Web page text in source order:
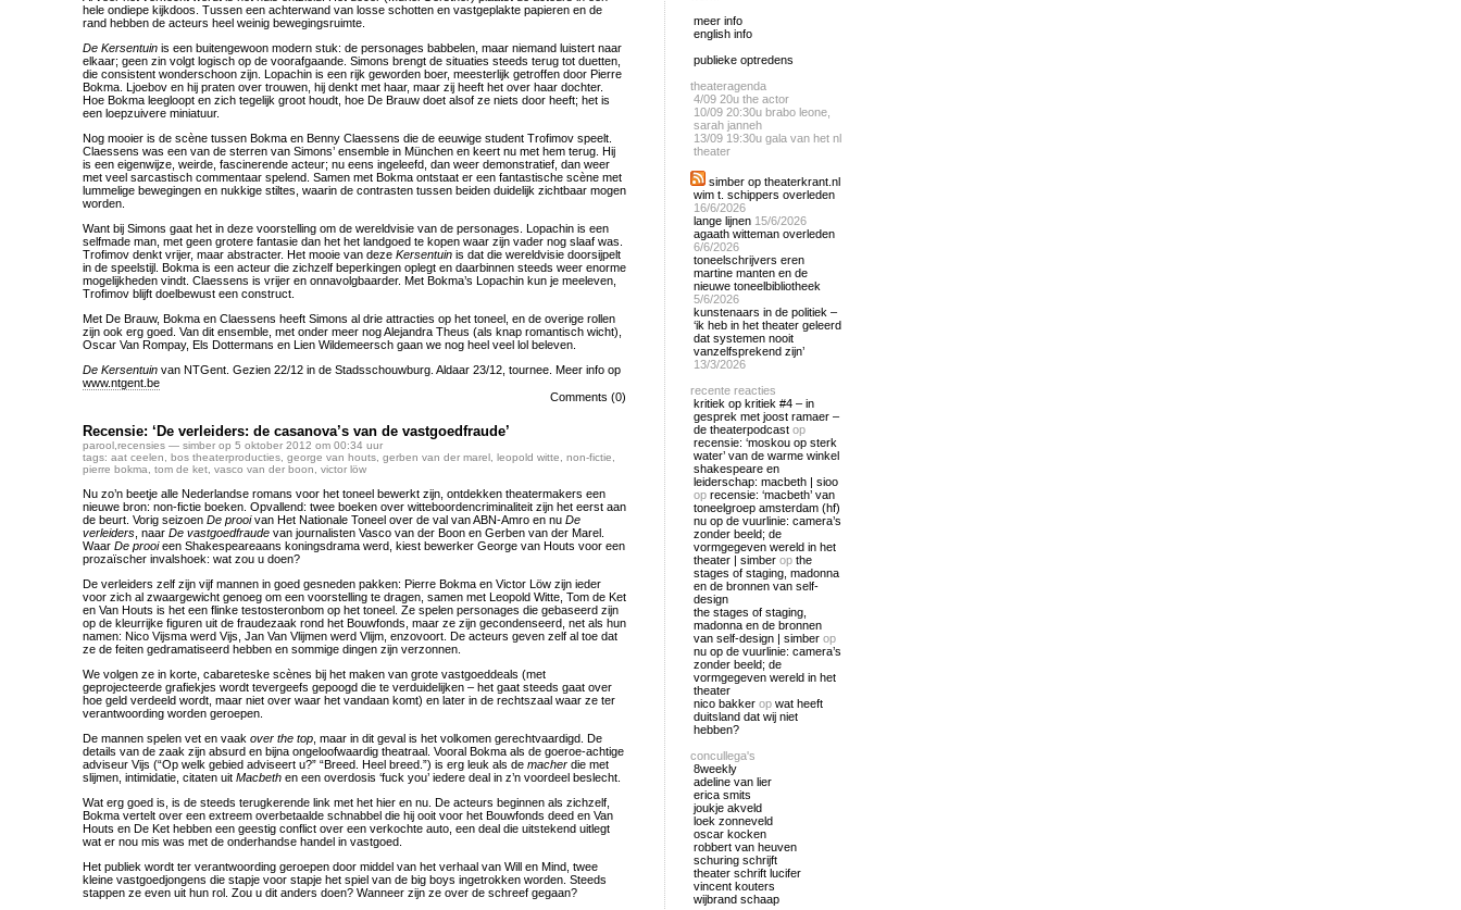
hele ondiepe kijkdoos. Tussen een achterwand van losse schotten en vastgeplakte papieren en de
rand hebben de acteurs heel weinig bewegingsruimte.
De Kersentuin is een buitengewoon modern stuk: de personages babbelen, maar niemand luistert naar
elkaar; geen zin volgt logisch op de voorafgaande. Simons brengt de situaties steeds terug tot duetten,
die consistent wonderschoon zijn. Lopachin is een rijk geworden boer, meesterlijk getroffen door Pierre
Bokma. Ljoebov en hij praten over trouwen, hij denkt met haar, maar zij heeft het over haar dochter.
Hoe Bokma leegloopt en zich tegelijk groot houdt, hoe De Brauw doet alsof ze niets door heeft; het is
een loepzuivere miniatuur.
Nog mooier is de scène tussen Bokma en Benny Claessens die de eeuwige student Trofimov speelt.
Claessens was een van de sterren van Simons’ ensemble in München en keert nu met hem terug. Hij
is een eigenwijze, weirde, fascinerende acteur; nu eens ingeleefd, dan weer demonstratief, dan weer
met veel sarcastisch commentaar spelend. Samen met Bokma ontstaat er een fantastische scène met
lummelige bewegingen en nukkige stiltes, waarin de contrasten tussen beiden duidelijk zichtbaar mogen
worden.
Want bij Simons gaat het in deze voorstelling om de wereldvisie van de personages. Lopachin is een
selfmade man, met geen grotere fantasie dan het het landgoed te kopen waar zijn vader nog slaaf was.
Trofimov denkt vrijer, maar abstracter. Het mooie van deze Kersentuin is dat die wereldvisie doorsijpelt
in de speelstijl. Bokma is een acteur die zichzelf beperkingen oplegt en daarbinnen steeds weer enorme
mogelijkheden vindt. Claessens is vrijer en onnavolgbaarder. Met Bokma’s Lopachin kun je meeleven,
Trofimov blijft doelbewust een construct.
Met De Brauw, Bokma en Claessens heeft Simons al drie attracties op het toneel, en de overige rollen
zijn ook erg goed. Van dit ensemble, met onder meer nog Alejandra Theus (als knap romantisch wicht),
Oscar Van Rompay, Els Dottermans en Lien Wildemeersch gaan we nog heel veel lol beleven.
De Kersentuin van NTGent. Gezien 22/12 in de Stadsschouwburg. Aldaar 23/12, tournee. Meer info op
www.ntgent.be
Comments (0)
Recensie: ‘De verleiders: de casanova’s van de vastgoedfraude’
parool recensies — simber op 5 oktober 2012 om 00:34 uur
tags: aat ceelen bos theaterproducties george van houts gerben van der marel leopold witte non-fictie
pierre bokma
tom de ket vasco van der boon victor löw
Nu zo’n beetje alle Nederlandse romans voor het toneel bewerkt zijn, ontdekken theatermakers een
nieuwe bron: non-fictie boeken. Opvallend: twee boeken over witteboordencriminaliteit zijn het eerst aan
de beurt. Vorig seizoen De prooivan Het Nationale Toneel over de val van ABN-Amro en nu De
verleiders , naar De vastgoedfraude van journalisten Vasco van der Boon en Gerben van der Marel.
Waar De prooieen Shakespeareaans koningsdrama werd, kiest bewerker George van Houts voor een
prozaïscher invalshoek: wat zou u doen?
De verleiders zelf zijn vijf mannen in goed gesneden pakken: Pierre Bokma en Victor Löw zijn ieder
voor zich al zwaargewicht genoeg om een voorstelling te dragen, samen met Leopold Witte, Tom de Ket
en Van Houts is het een flinke testosteronbom op het toneel. Ze spelen personages die gebaseerd zijn
op de kleurrijke figuren uit de fraudezaak rond het Bouwfonds, maar ze zijn gecondenseerd, net als hun
namen: Nico Vijsma werd Vijs, Jan Van Vlijmen werd Vlijm, enzovoort. De acteurs geven zelf al toe dat
ze de feiten gedramatiseerd hebben en sommige dingen zijn verzonnen.
We volgen ze in korte, cabareteske scènes bij het maken van grote vastgoeddeals (met
geprojecteerde grafiekjes wordt tevergeefs gepoogd die te verduidelijken – het gaat steeds gaat over
hoe geld verdeeld wordt, maar niet over waar het vandaan komt) en later in de rechtszaal waar ze ter
verantwoording worden geroepen.
De mannen spelen vet en vaak over the top , maar in dit geval is het volkomen gerechtvaardigd. De
details van de zaak zijn absurd en bijna ongeloofwaardig theatraal. Vooral Bokma als de goeroe-achtige
adviseur Vijs (“Op welk gebied adviseert u?” “Breed. Heel breed.”) is erg leuk als de macher die met
slijmen, intimidatie, citaten uit Macbeth en een overdosis ‘fuck you’ iedere deal in z’n voordeel beslecht.
Wat erg goed is, is de steeds terugkerende link met het hier en nu. De acteurs beginnen als zichzelf,
Bokma vertelt over een extreem overbetaalde schnabbel die hij ooit voor het Bouwfonds deed en Van
Houts en De Ket hebben een geestig conflict over een verkochte auto, een deal die uitstekend uitlegt
wat er nou mis was met de onderhandse handel in vastgoed.
Het publiek wordt ter verantwoording geroepen door middel van het verhaal van Will en Mind, twee
kleine vastgoedjongens die stapje voor stapje het spiel van de big boys ingetrokken worden. Steeds
stappen ze even uit hun rol. Zou u dit anders doen? Wanneer zijn ze over de schreef gegaan?
meer info
english info
publieke optredens
theateragenda
4/09 20u the actor
10/09 20:30u brabo leone,
sarah janneh
13/09 19:30u gala van het nl
theater
simber op theaterkrant.nl
wim t. schippers overleden
16/6/2026
lange lijnen 15/6/2026
agaath witteman overleden
6/6/2026
toneelschrijvers eren
martine manten en de
nieuwe toneelbibliotheek
5/6/2026
kunstenaars in de politiek –
‘ik heb in het theater geleerd
dat systemen nooit
vanzelfsprekend zijn’
13/3/2026
recente reacties
kritiek op kritiek #4 – in
gesprek met joost ramaer –
de theaterpodcast op
recensie: ‘moskou op sterk
water’ van de warme winkel
shakespeare en
leiderschap: macbeth | sioo
op recensie: ‘macbeth’ van
toneelgroep amsterdam (hf)
nu op de vuurlinie: camera’s
zonder beeld; de
vormgegeven wereld in het
theater | simber op the
stages of staging, madonna
en de bronnen van self-
design
the stages of staging,
madonna en de bronnen
van self-design | simber op
nu op de vuurlinie: camera’s
zonder beeld; de
vormgegeven wereld in het
theater
nico bakker op wat heeft
duitsland dat wij niet
hebben?
concullega's
8weekly
adeline van lier
erica smits
joukje akveld
loek zonneveld
oscar kocken
robbert van heuven
schuring schrijft
theater schrift lucifer
vincent kouters
wijbrand schaap